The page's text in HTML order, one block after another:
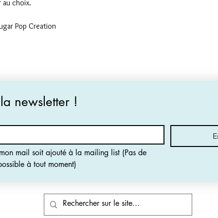
au choix.
Pop Creation
newsletter !
mail soit ajouté à la mailing list (Pas de
à tout moment)